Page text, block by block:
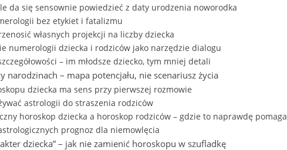
da się sensownie powiedzieć z daty urodzenia noworodka
bez etykiet i fatalizmu
własnych projekcji na liczby dziecka
numerologii dziecka i rodziców jako narzędzie dialogu
– im młodsze dziecko, tym mniej detali
narodzinach – mapa potencjału, nie scenariusz życia
dziecka ma sens przy pierwszej rozmowie
astrologii do straszenia rodziców
horoskop dziecka a horoskop rodziców – gdzie to naprawdę pomaga
prognoz dla niemowlęcia
dziecka” – jak nie zamienić horoskopu w szufladkę